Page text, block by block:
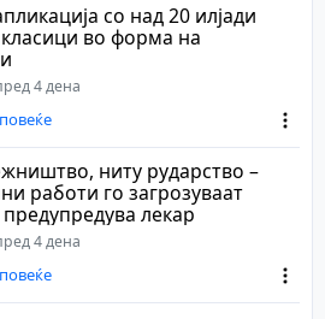
со над 20 илјади
во форма на
4 дена
ниту рударство –
работи го загрозуваат
предупредува лекар
4 дена